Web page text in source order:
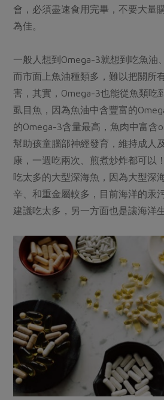
會，必須盡速食用完畢，不要大量
為佳。
一般人想到Omega-3就想到吃魚油
而市面上魚油種類多，難以把關所
害，其實，Omega-3也能從魚類吃
虱目魚，因為魚油中含豐富的
的Omega-3含量最高，魚肉中富含
幫助孩童腦部神經發育，維持成人
康，一週吃兩次、煎煮炒炸都可以
吃太多的大型深海魚，因為大型深
辛、和重金屬較多，目前海洋的汞
建議吃太多，另一方面也是讓海洋